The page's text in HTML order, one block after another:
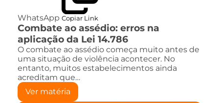
WhatsApp Copiar Link
Combate ao assédio: erros na
aplicação da Lei 14.786
O combate ao assédio começa muito antes de
uma situação de violência acontecer. No
entanto, muitos estabelecimentos ainda
acreditam que…
Ver matéria